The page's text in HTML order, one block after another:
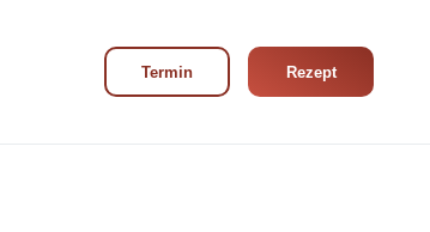
Termin Rezept